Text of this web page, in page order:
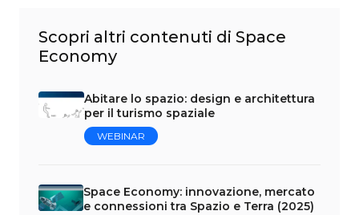
Scopri altri contenuti di Space
Economy
Abitare lo spazio: design e architettura
per il turismo spaziale
WEBINAR
Space Economy: innovazione, mercato
e connessioni tra Spazio e Terra (2025)